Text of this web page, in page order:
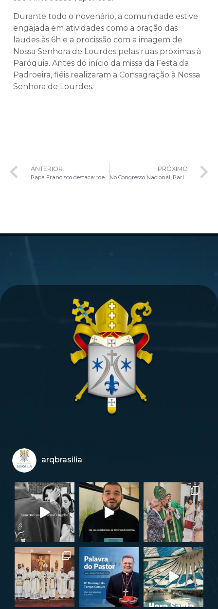
Durante todo o novenário, a comunidade estive
engajada em atividades como a oração das
laudes às 6h e a procissão com a imagem de
Nossa Senhora de Lourdes pelas ruas próximas à
Paróquia. Antes do início da missa da Festa da
Padroeira, fiéis realizaram a Consagração à Nossa
Senhora de Lourdes.
ANTERIOR
Papa Francisco destaca: “devemos reconhecer na humildade a força do Menino Jesus”
PRÓXIMO
No Congresso Nacional, Parlamentares participam da primeira Missa de 2025
arqbrasilia